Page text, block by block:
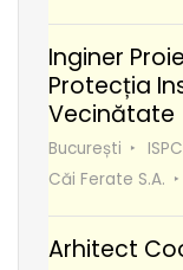
Inginer
Protecția
Vecinătate
București
Căi Ferate S.A.
Arhitect